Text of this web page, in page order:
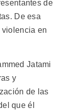
de
De esa
en
Jatami
y
de las
que él